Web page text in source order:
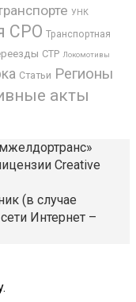
УНК
СРО Транспортная
СТР Локомотивы
Статьи Регионы
акты
Creative
(в случае
Интернет –